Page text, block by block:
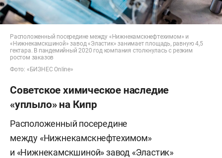
Расположенный посередине между «Нижнекамскнефтехимом» и
«Нижнекамскшиной» завод «Эластик» занимает площадь, равную 4,5
гектара. В пандемийный 2020 год компания столкнулась с резким
ростом заказов
Фото: «БИЗНЕС Online»
Советское химическое наследие
«уплыло» на Кипр
Расположенный посередине
между «Нижнекамскнефтехимом»
и «Нижнекамскшиной» завод «Эластик»